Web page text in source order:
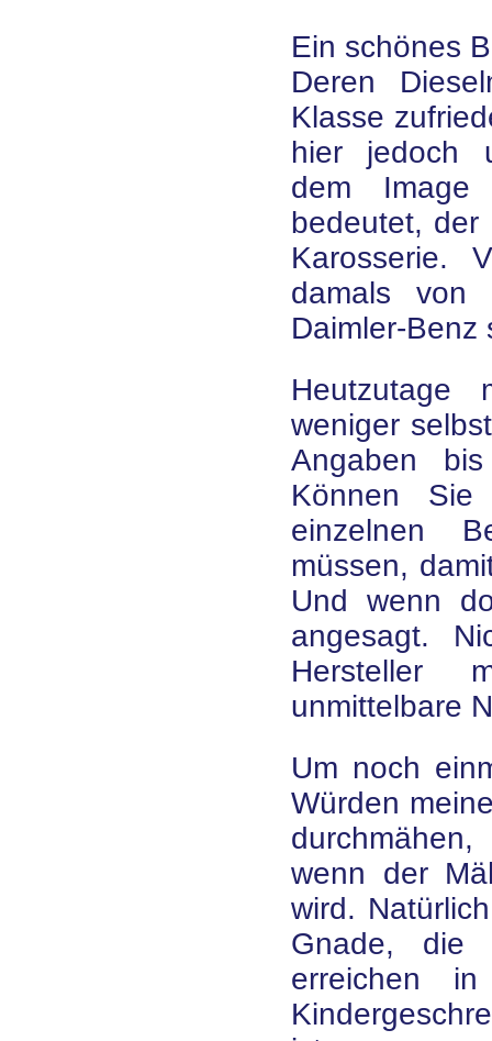
Ein schönes
Deren
Klasse
hier jedoch
dem Image
bedeutet, der
Karosserie.
damals von
Daimler-Benz
Heutzutage
weniger
Angaben
Können
einzelnen
müssen,
Und wenn
angesagt.
Hersteller
unmittelbare
Um noch
Würden
wenn der
wird.
Gnade, die
erreichen